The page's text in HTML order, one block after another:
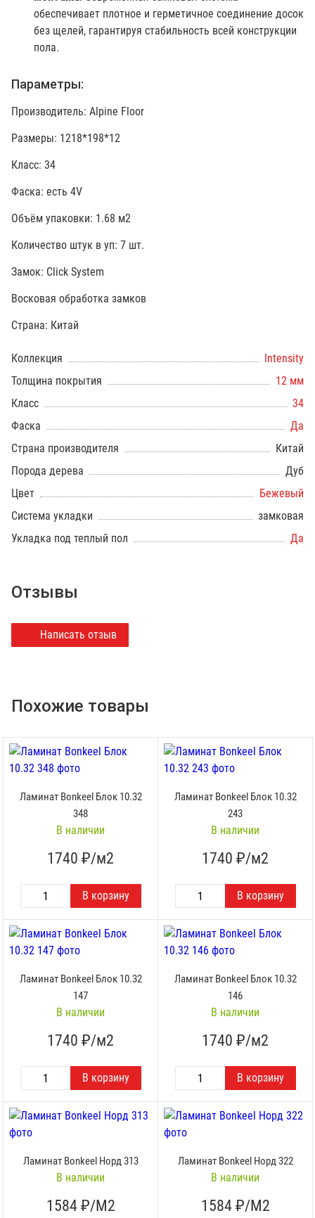
обеспечивает плотное и герметичное соединение досок
без щелей, гарантируя стабильность всей конструкции
пола.
Параметры:
Производитель: Alpine Floor
Размеры: 1218*198*12
Класс: 34
Фаска: есть 4V
Объём упаковки: 1.68 м2
Количество штук в уп: 7 шт.
Замок: Click System
Восковая обработка замков
Страна: Китай
Коллекция
Intensity
Толщина покрытия
12 мм
Класс
34
Фаска
Да
Страна производителя
Китай
Порода дерева
Дуб
Цвет
Бежевый
Система укладки
замковая
Укладка под теплый пол
Да
Отзывы
Написать отзыв
Похожие товары
Ламинат Bonkeel Блок 10.32
348
В наличии
1740 ₽/м2
Ламинат Bonkeel Блок 10.32
243
В наличии
1740 ₽/м2
Ламинат Bonkeel Блок 10.32
147
В наличии
1740 ₽/м2
Ламинат Bonkeel Блок 10.32
146
В наличии
1740 ₽/м2
Ламинат Bonkeel Норд 313
В наличии
1584 ₽/М2
Ламинат Bonkeel Норд 322
В наличии
1584 ₽/М2